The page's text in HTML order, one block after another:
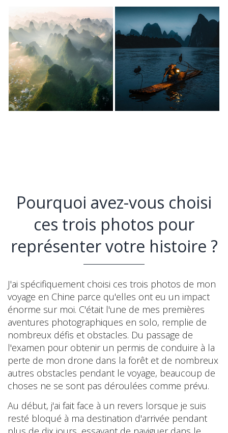
Pourquoi avez-vous choisi
ces trois photos pour
représenter votre histoire ?
J'ai spécifiquement choisi ces trois photos de mon
voyage en Chine parce qu'elles ont eu un impact
énorme sur moi. C'était l'une de mes premières
aventures photographiques en solo, remplie de
nombreux défis et obstacles. Du passage de
l'examen pour obtenir un permis de conduire à la
perte de mon drone dans la forêt et de nombreux
autres obstacles pendant le voyage, beaucoup de
choses ne se sont pas déroulées comme prévu.
Au début, j'ai fait face à un revers lorsque je suis
resté bloqué à ma destination d'arrivée pendant